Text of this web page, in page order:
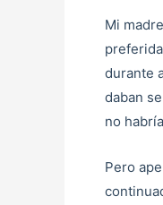
Mi
durante
daban
no
Pero